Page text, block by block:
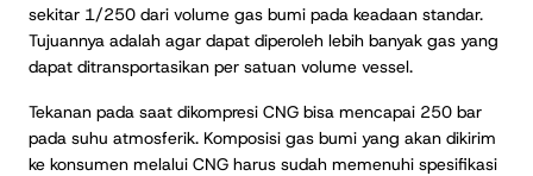
sekitar 1/250 dari volume gas bumi pada keadaan standar.
Tujuannya adalah agar dapat diperoleh lebih banyak gas yang
dapat ditransportasikan per satuan volume vessel.
Tekanan pada saat dikompresi CNG bisa mencapai 250 bar
pada suhu atmosferik. Komposisi gas bumi yang akan dikirim
ke konsumen melalui CNG harus sudah memenuhi spesifikasi